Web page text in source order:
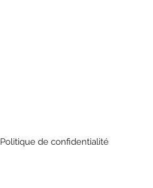
Politique de confidentialité